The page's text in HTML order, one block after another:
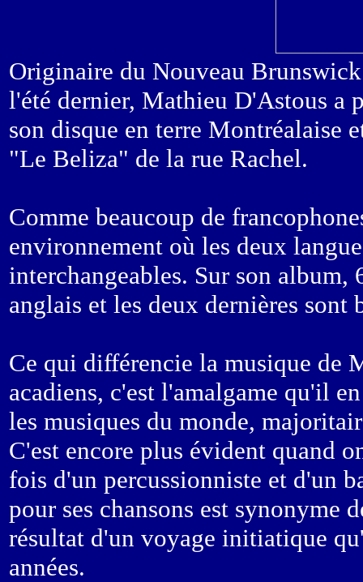
Originaire du Nouveau
l'été dernier, Mathieu D'Astous a
son disque en terre Montréalaise
"Le Beliza" de la rue Rachel.
Comme beaucoup de
environnement où les deux
interchangeables. Sur son album,
anglais et les deux dernières sont
Ce qui différencie la musique de
acadiens, c'est l'amalgame qu'il
les musiques du monde,
C'est encore plus évident quand
fois d'un percussionniste et d'un
pour ses chansons est synonyme
résultat d'un voyage initiatique
années.